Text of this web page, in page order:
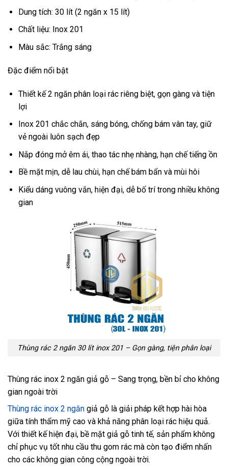
Dung tích: 30 lít (2 ngăn x 15 lít)
Chất liệu: Inox 201
Màu sắc: Trắng sáng
Đặc điểm nổi bật
Thiết kế 2 ngăn phân loại rác riêng biệt, gọn gàng và tiện
lợi
Inox 201 chắc chắn, sáng bóng, chống bám vân tay, giữ
vẻ ngoài luôn sạch đẹp
Nắp đóng mở êm ái, thao tác nhẹ nhàng, hạn chế tiếng ồn
Bề mặt mịn, dễ lau chùi, hạn chế bám bẩn và mùi hôi
Kiểu dáng vuông vắn, hiện đại, dễ bố trí trong nhiều không
gian
Thùng rác 2 ngăn 30 lít inox 201 – Gọn gàng, tiện phân loại
Thùng rác inox 2 ngăn giả gỗ – Sang trọng, bền bỉ cho không
gian ngoài trời
Thùng rác inox 2 ngăn giả gỗ là giải pháp kết hợp hài hòa
giữa tính thẩm mỹ cao và khả năng phân loại rác hiệu quả.
Với thiết kế hiện đại, bề mặt giả gỗ tinh tế, sản phẩm không
chỉ phục vụ tốt nhu cầu thu gom rác mà còn tạo điểm nhấn
cho các không gian công cộng ngoài trời.